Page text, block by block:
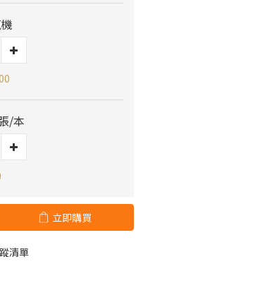
/本
立即購買
清單